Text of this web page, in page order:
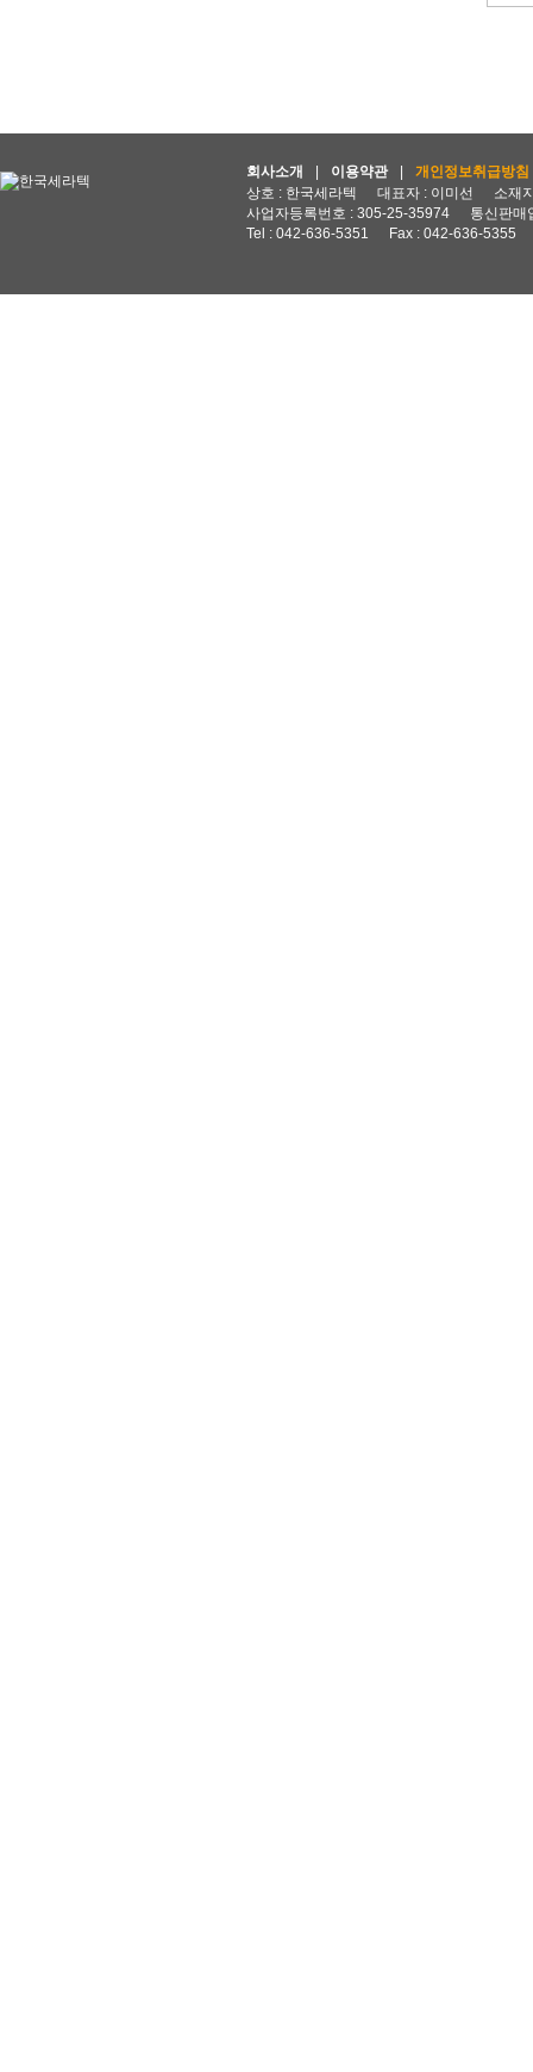
회사소개 이용약관
개인정보취급방침
상호 : 한국세라텍
대표자 : 이미선
소재
사업자등록번호 : 305-25-35974
통신판매
Tel : 042-636-5351
Fax : 042-636-5355